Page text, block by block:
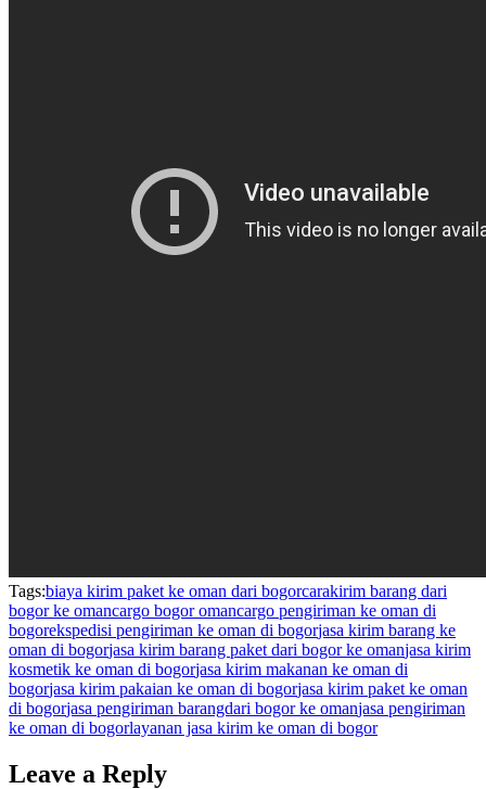
Tags:biaya kirim paket ke oman dari bogorcarakirim barang dari
bogor ke omancargo bogor omancargo pengiriman ke oman di
bogorekspedisi pengiriman ke oman di bogorjasa kirim barang ke
oman di bogorjasa kirim barang paket dari bogor ke omanjasa kirim
kosmetik ke oman di bogorjasa kirim makanan ke oman di
bogorjasa kirim pakaian ke oman di bogorjasa kirim paket ke oman
di bogorjasa pengiriman barangdari bogor ke omanjasa pengiriman
ke oman di bogorlayanan jasa kirim ke oman di bogor
Leave a Reply